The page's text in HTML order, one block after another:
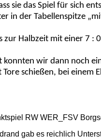
sie das Spiel für sich
in der Tabellenspitze
zur Halbzeit mit einer 7 :
konnten wir dann noch
schießen, bei einem
gab es reichlich